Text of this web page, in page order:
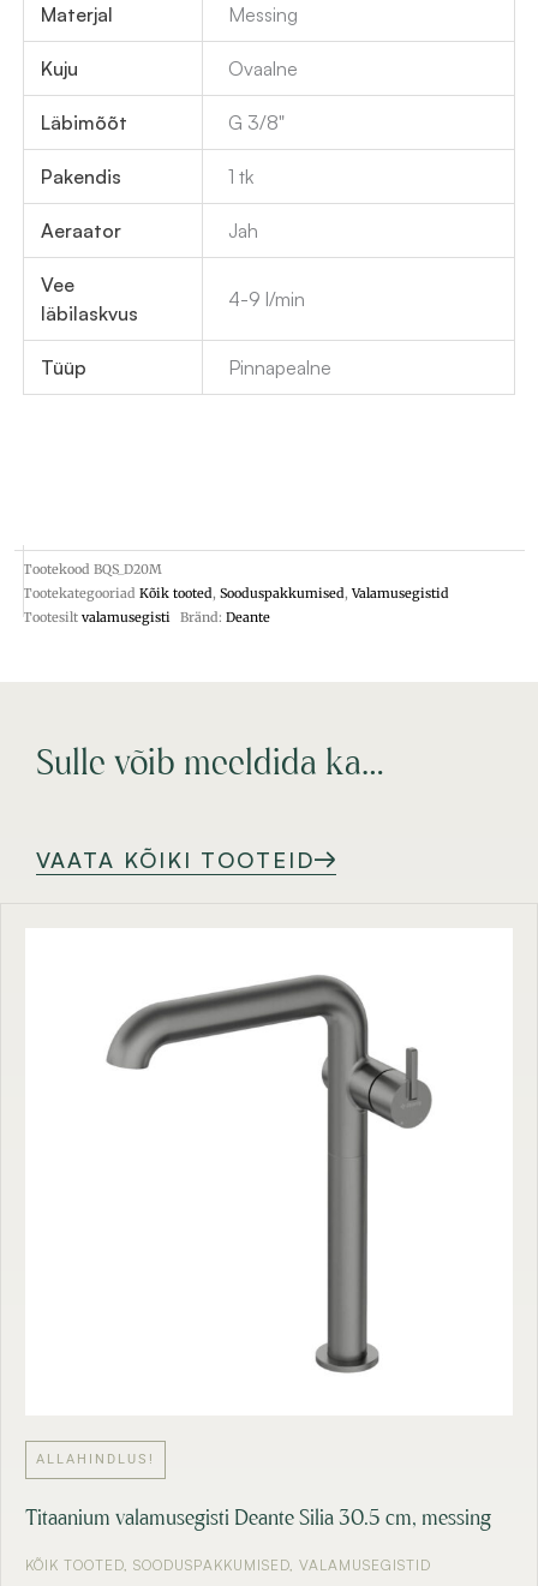
Materjal Messing
Kuju Ovaalne
Läbimõõt G 3/8"
Pakendis 1 tk
Aeraator Jah
Vee
läbilaskvus
4-9 l/min
Tüüp Pinnapealne
Tootekood BQS_D20M
Tootekategooriad Kõik tooted, Sooduspakkumised,Valamusegistid
Tootesilt valamusegisti Bränd: Deante
Sulle võib meeldida ka…
VAATA KÕIKI TOOTEID
ALLAHINDLUS!
Titaanium valamusegisti Deante Silia 30.5 cm, messing
KÕIK TOOTED, SOODUSPAKKUMISED, VALAMUSEGISTID